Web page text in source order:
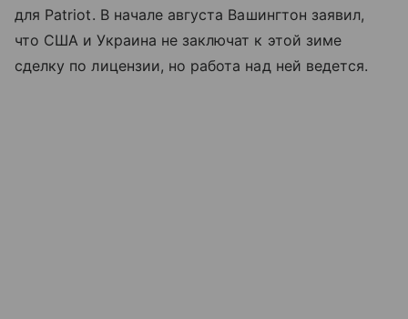
для Patriot. В начале августа Вашингтон заявил,
что США и Украина не заключат к этой зиме
сделку по лицензии, но работа над ней ведется.